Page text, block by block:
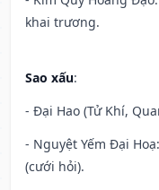
khai trương.
Sao xấu:
- Đại Hao (Tử Khí,
- Nguyệt Yếm Đại
(cưới hỏi).